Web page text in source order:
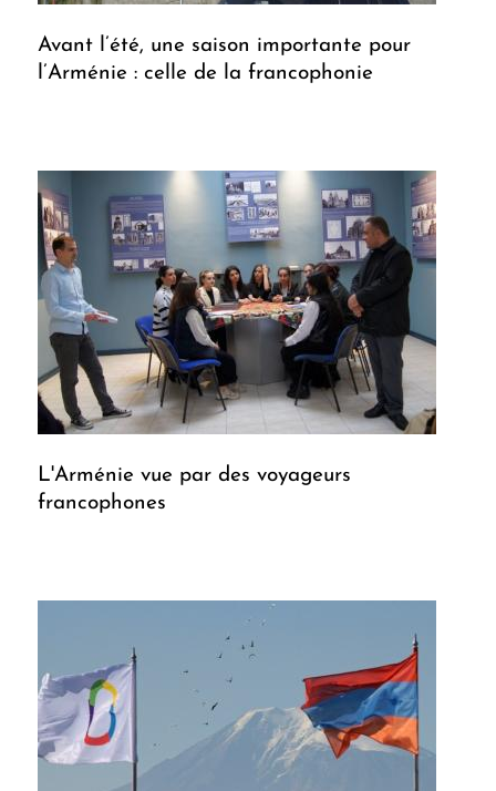
Avant l’été, une saison importante pour
l’Arménie : celle de la francophonie
L'Arménie vue par des voyageurs
francophones